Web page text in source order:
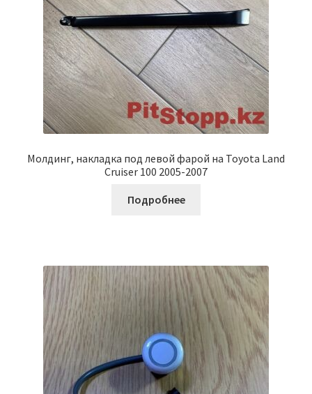
Молдинг, накладка под левой фарой на Toyota Land
Cruiser 100 2005-2007
Подробнее